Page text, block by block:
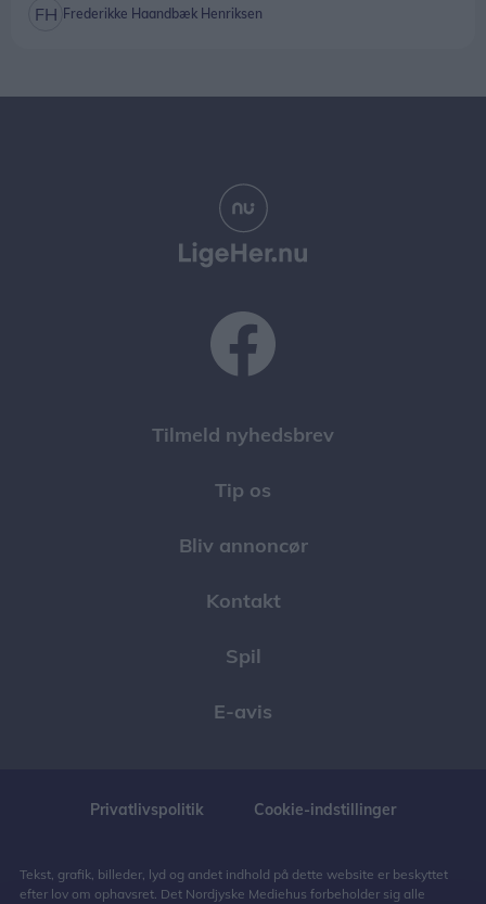
Frederikke Haandbæk Henriksen
Tilmeld nyhedsbrev
Tip os
Bliv annoncør
Kontakt
Spil
E-avis
Privatlivspolitik Cookie-indstillinger
Tekst, grafik, billeder, lyd og andet indhold på dette website er beskyttet
efter lov om ophavsret. Det Nordjyske Mediehus forbeholder sig alle